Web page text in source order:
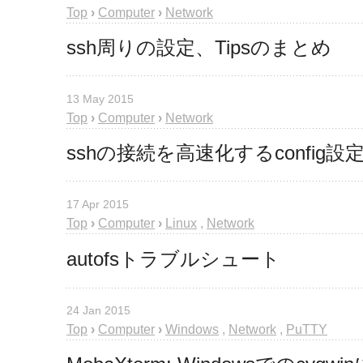
Top › Computer › Network
ssh周りの設定、Tipsのまとめ
13 May 2015
Top › Computer › Network
sshの接続を高速化するconfig設
17 Apr 2015
Top › Computer › Linux , Network
autofsトラブルシュート
24 Jan 2015
Top › Computer › Windows , Network , PuTTY